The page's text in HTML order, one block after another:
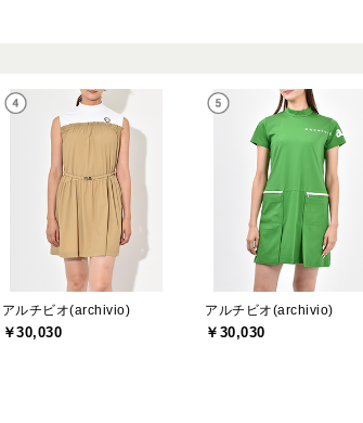
アルチビオ(archivio)
￥30,030
アルチビオ(archivio)
￥30,030